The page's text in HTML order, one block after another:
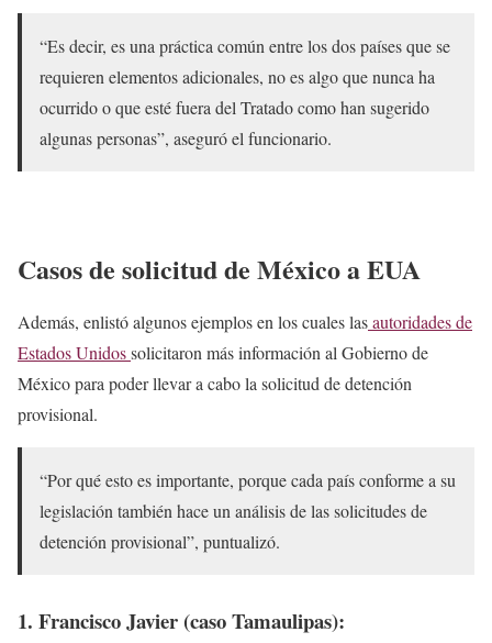
“Es decir, es una práctica común entre los dos países que se
requieren elementos adicionales, no es algo que nunca ha
ocurrido o que esté fuera del Tratado como han sugerido
algunas personas”, aseguró el funcionario.
Casos de solicitud de México a EUA
Además, enlistó algunos ejemplos en los cuales lasautoridades de
Estados Unidossolicitaron más información al Gobierno de
México para poder llevar a cabo la solicitud de detención
provisional.
“Por qué esto es importante, porque cada país conforme a su
legislación también hace un análisis de las solicitudes de
detención provisional”, puntualizó.
1. Francisco Javier (caso Tamaulipas):